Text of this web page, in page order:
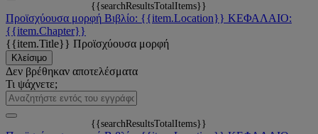
{{searchResultsTotalItems}}
Προϊσχύουσα μορφή Βιβλίο: {{item.Location}} ΚΕΦΑΛΑΙΟ:
{{item.Chapter}}
{{item.Title}} Προϊσχύουσα μορφή
Κλείσιμο
Δεν βρέθηκαν αποτελέσματα
Τι ψάχνετε;
{{searchResultsTotalItems}}